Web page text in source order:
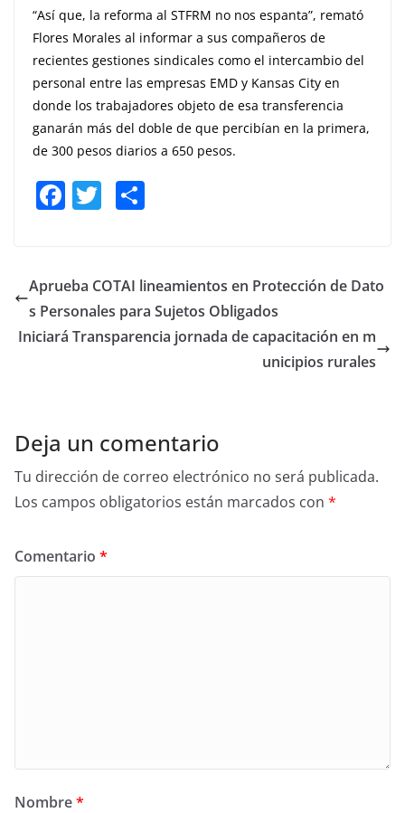
“Así que, la reforma al STFRM no nos espanta”, remató
Flores Morales al informar a sus compañeros de
recientes gestiones sindicales como el intercambio del
personal entre las empresas EMD y Kansas City en
donde los trabajadores objeto de esa transferencia
ganarán más del doble de que percibían en la primera,
de 300 pesos diarios a 650 pesos.
F
e
b
o
T
er e
Aprueba COTAI lineamientos en Protección de Dato
s Personales para Sujetos Obligados
Iniciará Transparencia jornada de capacitación en m
unicipios rurales
Deja un comentario
Tu dirección de correo electrónico no será publicada.
Los campos obligatorios están marcados con *
Comentario *
Nombre*